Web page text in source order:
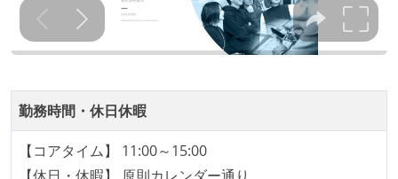
参加している
タスクの見積もりは、実装を担当するメンバーが中心
となって行う
ながら、納期または盛り込む機能を柔軟に調整する形
で行う
勤務時間・休日休暇
【コアタイム】 11:00～15:00